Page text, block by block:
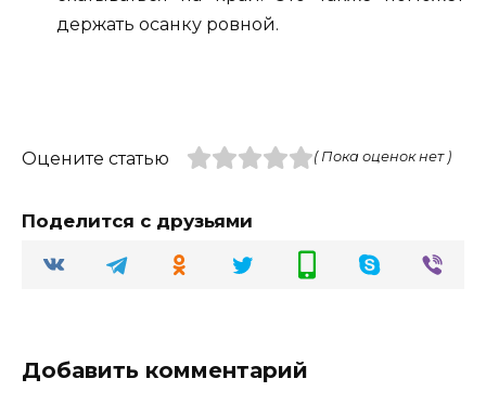
держать осанку ровной.
Оцените статью ( Пока оценок нет )
Поделится с друзьями
Добавить комментарий